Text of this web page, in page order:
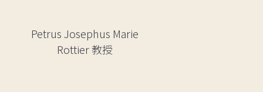
Petrus Josephus Marie
Rottier教授